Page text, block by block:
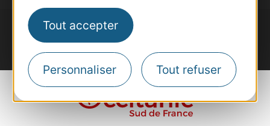
Tout accepter
Personnaliser Tout refuser
#VoyageOccitanie